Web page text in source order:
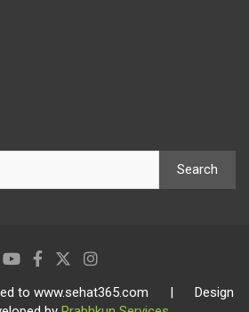
Search
to www.sehat365.com | Design